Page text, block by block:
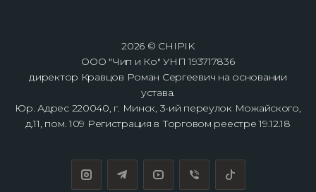
2026 © CHIPIK
ООО "Чип и Ко" УНП 193717836
директор Кравцов Роман Сергеевич на основании
устава.
Юр. Адрес 220040, г. Минск, 3-ий переулок Можайского,
д.11, пом. 109 Регистрация в Торговом реестре 19.12.18